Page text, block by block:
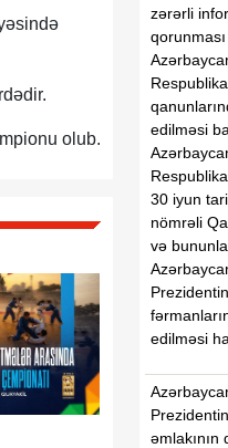
olub.
zərərli
edilməsi
30 iyun
nömrəli
və
edilməsi
əmlakının